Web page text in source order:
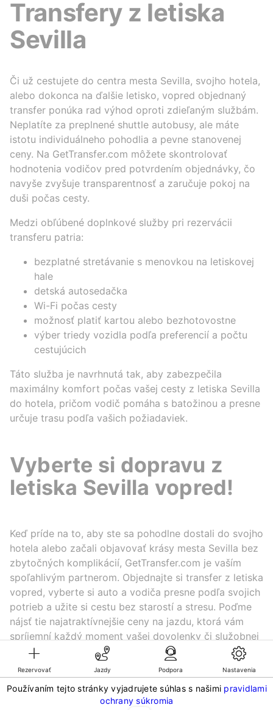
Rezervovať Jazdy Podpora Nastavenia
Používaním tejto stránky vyjadrujete súhlas s našimi pravidlami
ochrany súkromia
Transfery z letiska
Sevilla
Či už cestujete do centra mesta Sevilla, svojho hotela,
alebo dokonca na ďalšie letisko, vopred objednaný
transfer ponúka rad výhod oproti zdieľaným službám.
Neplatíte za preplnené shuttle autobusy, ale máte
istotu individuálneho pohodlia a pevne stanovenej
ceny. Na GetTransfer.com môžete skontrolovať
hodnotenia vodičov pred potvrdením objednávky, čo
navyše zvyšuje transparentnosť a zaručuje pokoj na
duši počas cesty.
Medzi obľúbené doplnkové služby pri rezervácii
transferu patria:
bezplatné stretávanie s menovkou na letiskovej
hale
detská autosedačka
Wi-Fi počas cesty
možnosť platiť kartou alebo bezhotovostne
výber triedy vozidla podľa preferencií a počtu
cestujúcich
Táto služba je navrhnutá tak, aby zabezpečila
maximálny komfort počas vašej cesty z letiska Sevilla
do hotela, pričom vodič pomáha s batožinou a presne
určuje trasu podľa vašich požiadaviek.
Vyberte si dopravu z
letiska Sevilla vopred!
Keď príde na to, aby ste sa pohodlne dostali do svojho
hotela alebo začali objavovať krásy mesta Sevilla bez
zbytočných komplikácií, GetTransfer.com je vaším
spoľahlivým partnerom. Objednajte si transfer z letiska
vopred, vyberte si auto a vodiča presne podľa svojich
potrieb a užite si cestu bez starostí a stresu. Poďme
nájsť tie najatraktívnejšie ceny na jazdu, ktorá vám
spríjemní každý moment vašej dovolenky či služobnej
cesty.
©KG GLOBAL LIMITED. GetTransfer® is trademark of KG GLOBAL LIMITED.